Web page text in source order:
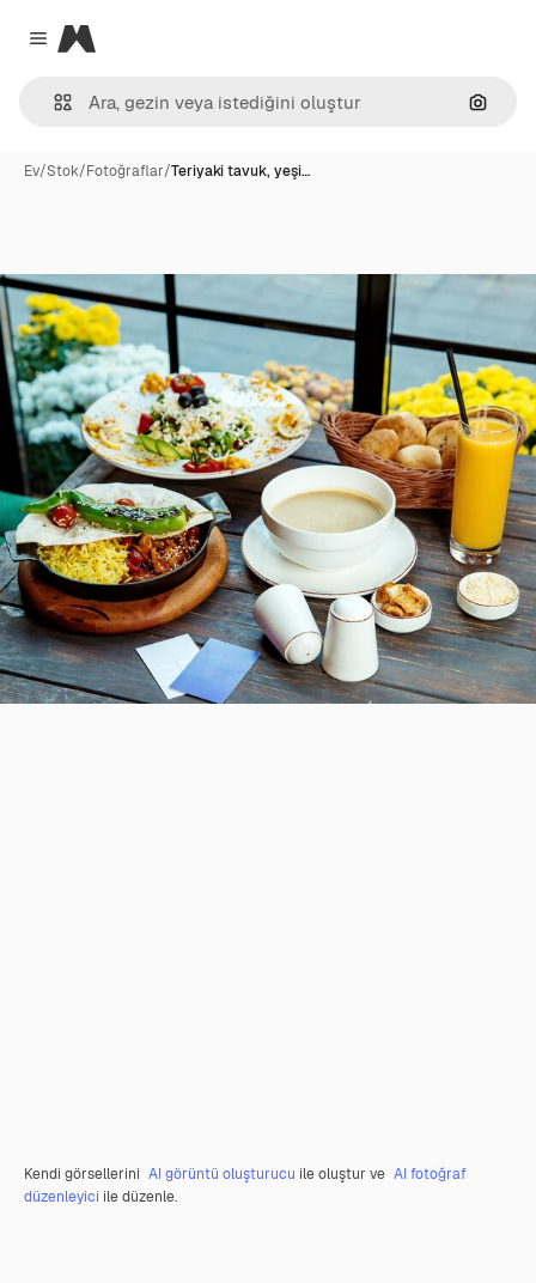
Close menu
Magnific
Ev/Stok/Fotoğraflar/Teriyaki tavuk, yeşi…
Kendi görsellerini AI görüntü oluşturucu ile oluştur ve AI fotoğraf
düzenleyici ile düzenle.